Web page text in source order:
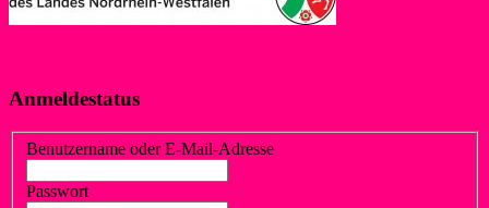
Anmeldestatus
Benutzername oder E-Mail-Adresse
Passwort